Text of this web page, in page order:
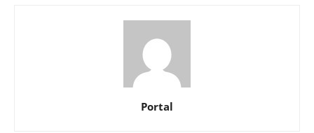
Portal